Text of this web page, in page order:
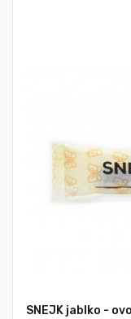
SNEJK jablko -